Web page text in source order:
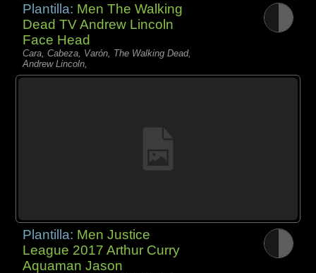
Plantilla: Men The Walking
Dead TV Andrew Lincoln
Face Head
Cara, Cabeza, Varón, The Walking Dead,
Andrew Lincoln,
Plantilla: Men Justice
League 2017 Arthur Curry
Aquaman Jason